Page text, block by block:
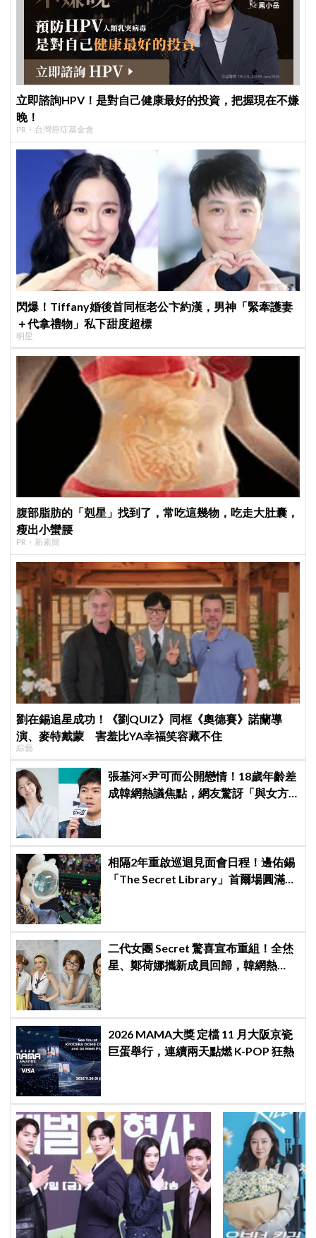
立即諮詢HPV！是對自己健康最好的投資，把握現在不嫌
晚！
PR・台灣癌症基金會
閃爆！Tiffany婚後首同框老公卞約漢，男神「緊牽護妻
＋代拿禮物」私下甜度超標
明星
腹部脂肪的「剋星」找到了，常吃這幾物，吃走大肚囊，
瘦出小蠻腰
PR・新素簡
劉在錫追星成功！《劉QUIZ》同框《奧德賽》諾蘭導
演、麥特戴蒙 害羞比YA幸福笑容藏不住
綜藝
張基河×尹可而公開戀情！18歲年齡差
成韓網熱議焦點，網友驚訝「與女方
相隔2年重啟巡迴見面會日程！邊佑錫
「The Secret Library」首爾場圓滿結
二代女團 Secret 驚喜宣布重組！全烋
星、鄭荷娜攜新成員回歸，韓網熱
2026 MAMA大獎 定檔 11 月大阪京瓷
巨蛋舉行，連續兩天點燃 K-POP 狂熱